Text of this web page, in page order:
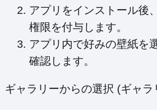
アプリをインストール後
権限を付与します。
アプリ内で好みの壁紙を
確認します。
ギャラリーからの選択 (ギャ